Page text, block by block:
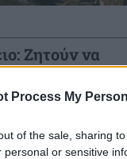
Process My
of the sale, sharing
personal or sensitive
Ζητούν να
το delivery